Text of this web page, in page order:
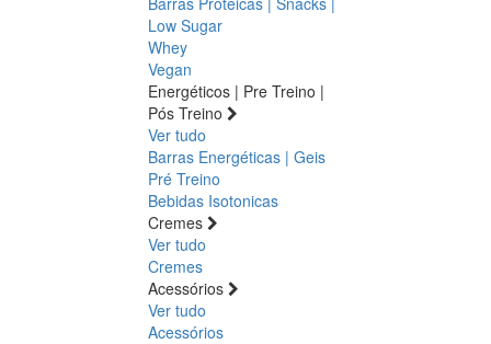
Low Sugar
Whey
Vegan
Energéticos | Pre Treino |
Pós Treino
Ver tudo
Barras Energéticas | Geis
Pré Treino
Bebidas Isotonicas
Cremes
Ver tudo
Cremes
Acessórios
Ver tudo
Acessórios